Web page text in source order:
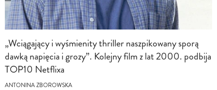
„Wciągający i wyśmienity thriller naszpikowany sporą
dawką napięcia i grozy”. Kolejny film z lat 2000. podbija
TOP10 Netflixa
ANTONINA ZBOROWSKA